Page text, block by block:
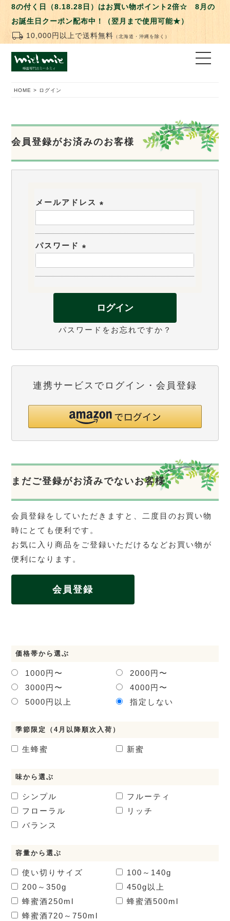
8の付く日（8.18.28日）はお買い物ポイント2倍☆ 8月の
お誕生日クーポン配布中！（翌月まで使用可能★）
local_shipping 10,000円以上で送料無料 （北海道・沖縄を除く）
HOME ログイン
会員登録がお済みのお客様
メールアドレス
必
パスワード
必
ログイン
パスワードをお忘れですか？
連携サービスでログイン・会員登録
まだご登録がお済みでないお客様
会員登録をしていただきますと、二度目のお買い物
時にとても便利です。
お気に入り商品をご登録いただけるなどお買い物が
便利になります。
会員登録
価格帯から選ぶ
1000円〜
2000円〜
3000円〜
4000円〜
5000円以上
指定しない
季節限定（4月以降順次入荷）
生蜂蜜 新蜜
味から選ぶ
シンプル
フルーティ
フローラル
リッチ
バランス
容量から選ぶ
使い切りサイズ
100～140g
200～350g
450g以上
蜂蜜酒250ml 蜂蜜酒500ml
蜂蜜酒720～750ml